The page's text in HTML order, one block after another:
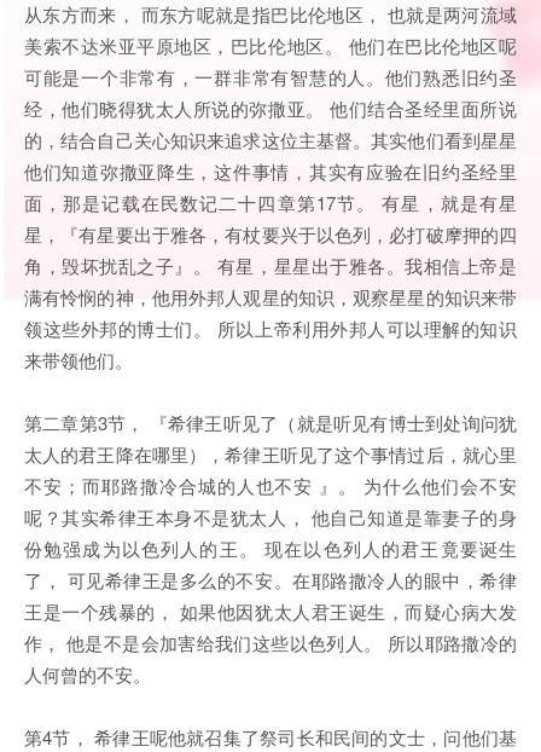
从东方而来， 而东方呢就是指巴比伦地区， 也就是两河流域
美索不达米亚平原地区，巴比伦地区。 他们在巴比伦地区呢
可能是一个非常有，一群非常有智慧的人。他们熟悉旧约圣
经，他们晓得犹太人所说的弥撒亚。 他们结合圣经里面所说
的，结合自己关心知识来追求这位主基督。其实他们看到星星
他们知道弥撒亚降生，这件事情，其实有应验在旧约圣经里
面，那是记载在民数记二十四章第17节。 有星，就是有星
星，『有星要出于雅各，有杖要兴于以色列，必打破摩押的四
角，毁坏扰乱之子』。 有星，星星出于雅各。我相信上帝是
满有怜悯的神，他用外邦人观星的知识，观察星星的知识来带
领这些外邦的博士们。 所以上帝利用外邦人可以理解的知识
来带领他们。
第二章第3节， 『希律王听见了（就是听见有博士到处询问犹
太人的君王降在哪里），希律王听见了这个事情过后，就心里
不安；而耶路撒冷合城的人也不安 』。 为什么他们会不安
呢？其实希律王本身不是犹太人， 他自己知道是靠妻子的身
份勉强成为以色列人的王。 现在以色列人的君王竟要诞生
了， 可见希律王是多么的不安。在耶路撒冷人的眼中，希律
王是一个残暴的， 如果他因犹太人君王诞生，而疑心病大发
作， 他是不是会加害给我们这些以色列人。 所以耶路撒冷的
人何曾的不安。
第4节， 希律王呢他就召集了祭司长和民间的文士，问他们基